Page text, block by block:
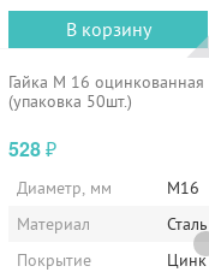
В корзину
Гайка М 16 оцинкованная
(упаковка 50шт.)
528₽
Диаметр, мм
М16
Материал
Сталь
Покрытие
Цинк